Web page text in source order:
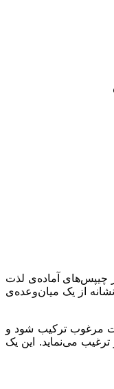
چیپس‌های آماده‌ی لذت
از یک میان‌وعده‌ی
مرغوب ترکیب شود و
می‌نماید. این یک